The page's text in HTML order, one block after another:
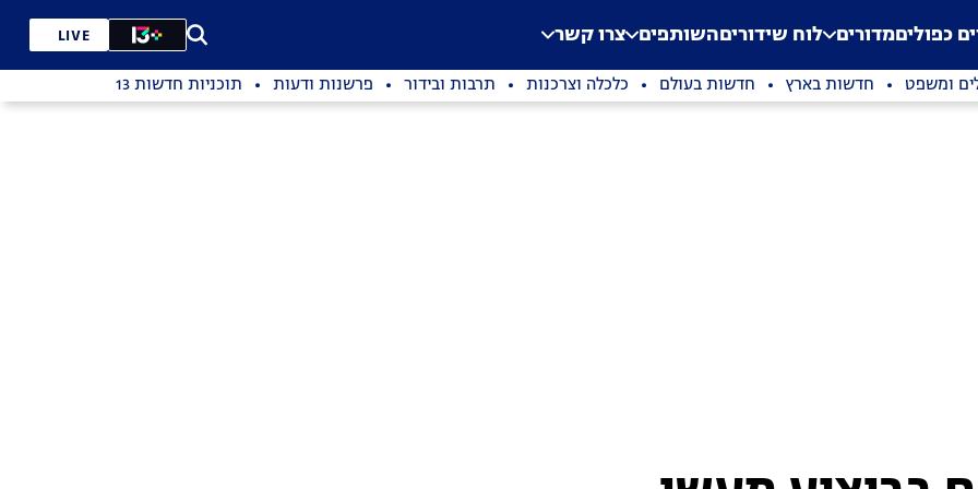
Application error: a
. כפוליםמדורים לוח שידוריםהשותפים צרו קשר LIVE
ומשפט חדשות בארץ חדשות בעולם כלכלה וצרכנות תרבות ובידור פרשנות ודעות תוכניות חדשות 13